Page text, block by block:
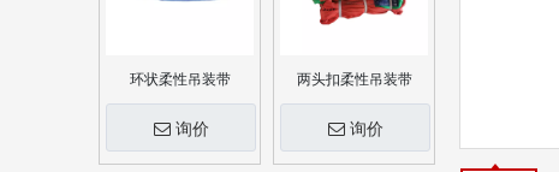
环状柔性吊装带
询价
两头扣柔性吊装带
询价